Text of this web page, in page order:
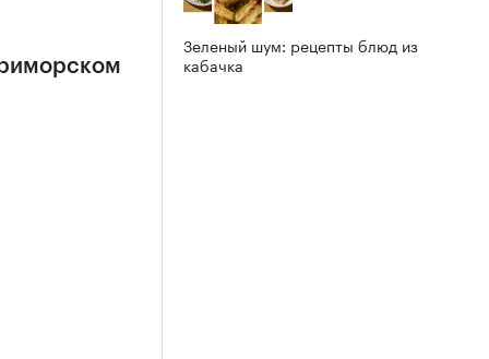
Зеленый шум: рецепты блюд из
кабачка